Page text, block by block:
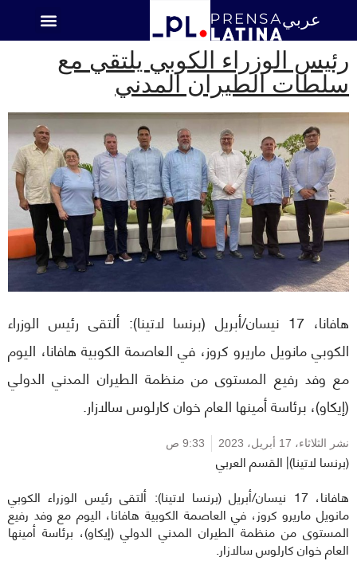
عربي
رئيس الوزراء الكوبي يلتقي مع
سلطات الطيران المدني
هافانا، 17 نيسان/أبريل (برنسا لاتينا): ألتقى رئيس الوزراء
الكوبي مانويل ماريرو كروز، في العاصمة الكوبية هافانا، اليوم
مع وفد رفيع المستوى من منظمة الطيران المدني الدولي
(إيكاو)، برئاسة أمينها العام خوان كارلوس سالازار.
نشر الثلاثاء، 17 أبريل، 2023 9:33 ص
(برنسا لاتينا)| القسم العربي
هافانا، 17 نيسان/أبريل (برنسا لاتينا): ألتقى رئيس الوزراء الكوبي
مانويل ماريرو كروز، في العاصمة الكوبية هافانا، اليوم مع وفد رفيع
المستوى من منظمة الطيران المدني الدولي (إيكاو)، برئاسة أمينها
العام خوان كارلوس سالازار.